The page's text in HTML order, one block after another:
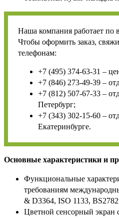
Наша компания работает по
Чтобы оформить заказ,
телефонам:
+7 (495) 374-63-31 –
+7 (846) 273-49-39 –
+7 (812) 507-67-33 –
Петербург;
+7 (343) 302-15-60 –
Екатеринбурге.
Основные характеристики и
Функциональные
требованиям
& D3364, ISO 1133,
Цветной сенсорный